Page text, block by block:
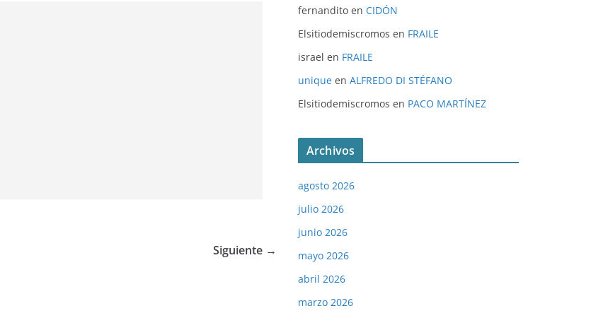
Siguiente →
fernandito en CIDÓN
Elsitiodemiscromos en FRAILE
israel en FRAILE
unique en ALFREDO DI STÉFANO
Elsitiodemiscromos en PACO MARTÍNEZ
Archivos
agosto 2026
julio 2026
junio 2026
mayo 2026
abril 2026
marzo 2026